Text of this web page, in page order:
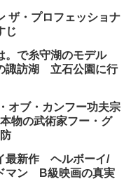
ザ・プロフェッショナ
じ
。で糸守湖のモデル
諏訪湖 立石公園に行
オブ・カンフー功夫宗
物の武術家フー・グ
最新作 ヘルボーイ/
マン B級映画の真実